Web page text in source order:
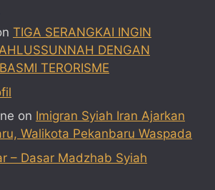
TIGA SERANGKAI INGIN
DENGAN
TERORISME
on Imigran Syiah Iran Ajarkan
Walikota Pekanbaru Waspada
– Dasar Madzhab Syiah